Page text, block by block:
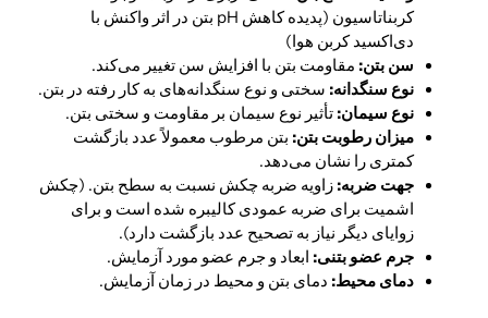
کربناتاسیون (پدیده کاهش pH بتن در اثر واکنش با
دی‌اکسید کربن هوا)
سن بتن: مقاومت بتن با افزایش سن تغییر می‌کند.
نوع سنگدانه: سختی و نوع سنگدانه‌های به کار رفته در بتن.
نوع سیمان: تأثیر نوع سیمان بر مقاومت و سختی بتن.
میزان رطوبت بتن: بتن مرطوب معمولاً عدد بازگشت
کمتری را نشان می‌دهد.
جهت ضربه: زاویه ضربه چکش نسبت به سطح بتن. (چکش
اشمیت برای ضربه عمودی کالیبره شده است و برای
زوایای دیگر نیاز به تصحیح عدد بازگشت دارد).
جرم عضو بتنی: ابعاد و جرم عضو مورد آزمایش.
دمای محیط: دمای بتن و محیط در زمان آزمایش.